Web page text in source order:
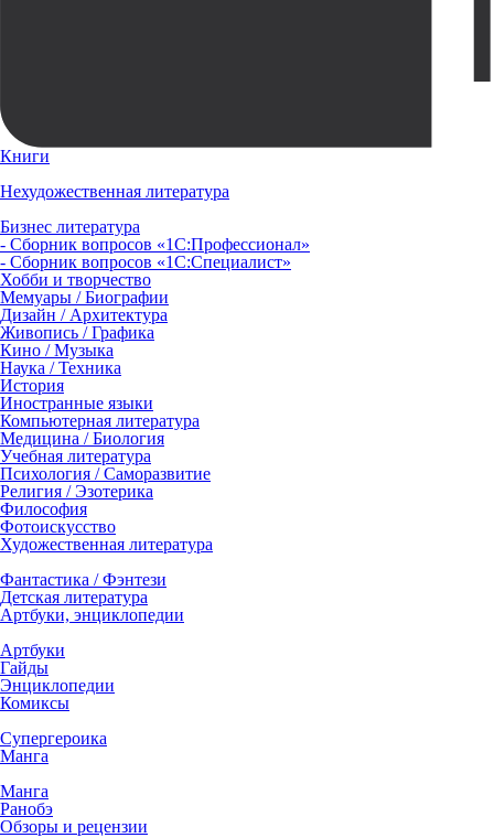
Книги
Нехудожественная литература
Бизнес литература
- Сборник вопросов «1С:Профессионал»
- Сборник вопросов «1С:Специалист»
Хобби и творчество
Мемуары / Биографии
Дизайн / Архитектура
Живопись / Графика
Кино / Музыка
Наука / Техника
История
Иностранные языки
Компьютерная литература
Медицина / Биология
Учебная литература
Психология / Саморазвитие
Религия / Эзотерика
Философия
Фотоискусство
Художественная литература
Фантастика / Фэнтези
Детская литература
Артбуки, энциклопедии
Артбуки
Гайды
Энциклопедии
Комиксы
Супергероика
Манга
Манга
Ранобэ
Обзоры и рецензии